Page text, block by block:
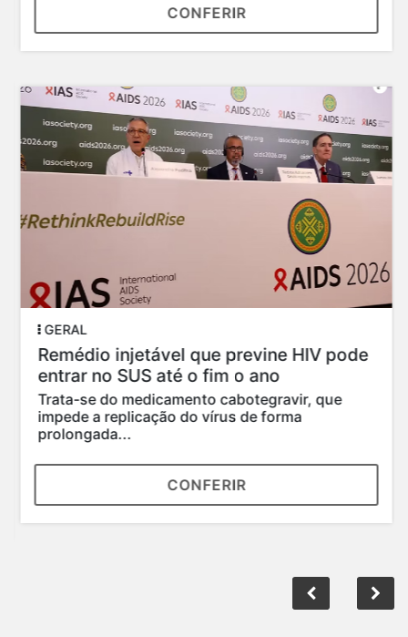
CONFERIR
GERAL
Remédio injetável que previne HIV pode
entrar no SUS até o fim o ano
Trata-se do medicamento cabotegravir, que
impede a replicação do vírus de forma
prolongada...
CONFERIR